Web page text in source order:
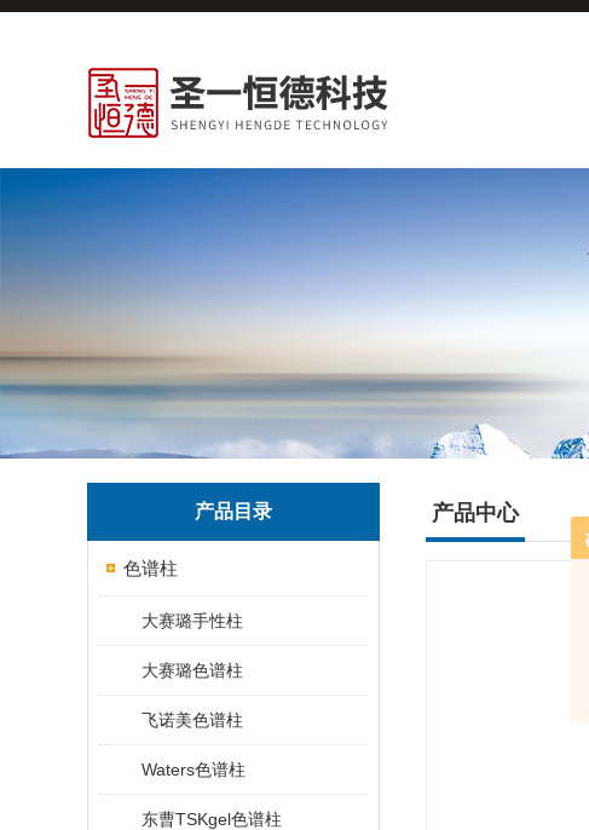
产品目录
色谱柱
大赛璐手性柱
大赛璐色谱柱
飞诺美色谱柱
Waters色谱柱
东曹TSKgel色谱柱
产品中心